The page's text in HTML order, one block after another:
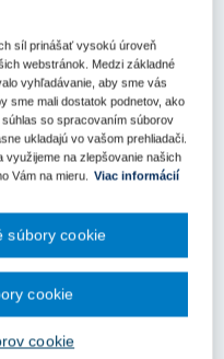
prihlásených
obsahu na portáli.
registrovaní používatelia
stačí sa prihlásiť.
Prihlásenie
síl prinášať vysokú úroveň
webstránok. Medzi základné
vyhľadávanie, aby sme vás
sme mali dostatok podnetov, ako
so spracovaním súborov
ukladajú vo vašom prehliadači.
využijeme na zlepšovanie našich
Vám na mieru. Viac informácií
cookie
súbory cookie
cookie